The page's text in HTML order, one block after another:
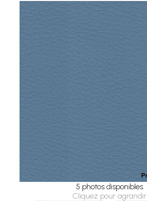
5 photos disponibles
Cliquez pour agrandir